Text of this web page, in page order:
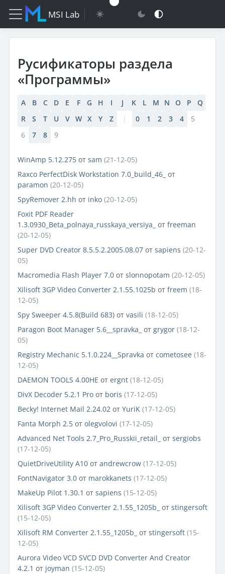
MSI Lab
Русификаторы раздела
«Программы»
A B C D E F G H I J K L M N O P
Q
R
S T U V W X Y Z | 0 1 2 3 4
5
6
7 8 9
WinAmp 5.12.275 от sam (21-12-05)
Raxco PerfectDisk Workstation 7.0_build_46_ от
paramon (20-12-05)
SpyRemover 2.hh от inko (20-12-05)
Foxit PDF Reader
1.3.0930_Beta_polnaya_russkaya_versiya_ от freeman
(20-12-05)
Super DVD Creator 8.5.5.2.2005.08.07 от sapiens (20-12-
05)
Macromedia Flash Player 7.0 от slonnopotam (20-12-05)
Xilisoft 3GP Video Converter 2.1.55.1025b от freem (18-
12-05)
Spy Sweeper 4.5.8(Build 683) от vasili (18-12-05)
Paragon Boot Manager 5.6__spravka_ от grygor (18-12-
05)
Registry Mechanic 5.1.0.224__Spravka от cometosee (18-
12-05)
DAEMON TOOLS 4.00HE от ergnt (18-12-05)
DivX Decoder 5.2.1 Pro от boris (17-12-05)
Becky! Internet Mail 2.24.02 от YuriK (17-12-05)
Fanta Morph 2.5 от olegvolovi (17-12-05)
Advanced Net Tools 2.7_Pro_Russkii_retail_ от sergiobs
(17-12-05)
QuietDriveUtility A10 от andrewcrow (17-12-05)
FontNavigator 3.0 от marokkanets (17-12-05)
MakeUp Pilot 1.30.1 от sapiens (15-12-05)
Xilisoft 3GP Video Converter 2.1.55_1205b_ от stingersoft
(15-12-05)
Xilisoft RM Converter 2.1.55_1205b_ от stingersoft (15-
12-05)
Aurora Video VCD SVCD DVD Converter And Creator
4.2.1 от joyman (15-12-05)